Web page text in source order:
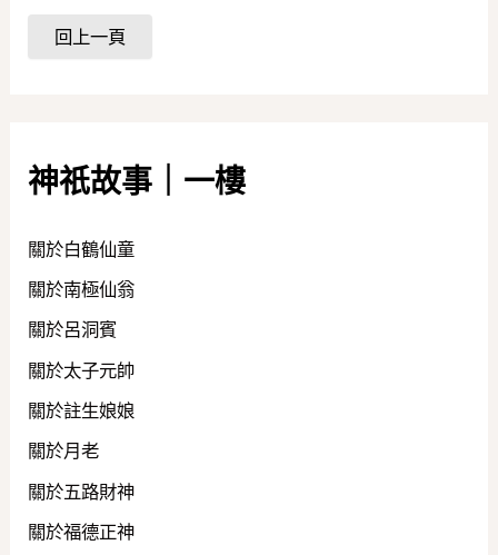
神祇故事｜一樓
關於白鶴仙童
關於南極仙翁
關於呂洞賓
關於太子元帥
關於註生娘娘
關於月老
關於五路財神
關於福德正神